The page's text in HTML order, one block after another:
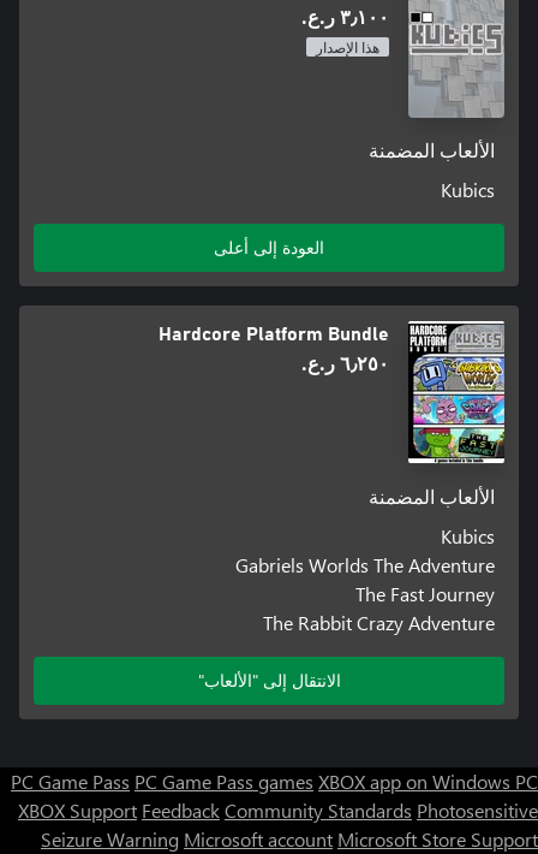
٣٫١٠٠ ر.ع.‏
هذا الإصدار
الألعاب المضمنة
Kubics
العودة إلى أعلى
Hardcore Platform Bundle
٦٫٢٥٠ ر.ع.‏
الألعاب المضمنة
Kubics
Gabriels Worlds The Adventure
The Fast Journey
The Rabbit Crazy Adventure
الانتقال إلى "الألعاب"
PC Game Pass PC Game Pass games XBOX app on Windows PC
XBOX Support FeedbackCommunity Standards Photosensitive
Seizure Warning Microsoft account Microsoft Store Support